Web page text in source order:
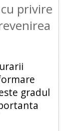
privire
gradul